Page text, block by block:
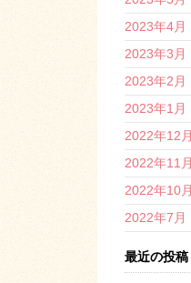
2023年4月
2023年3月
2023年2月
2023年1月
2022年12月
2022年11月
2022年10月
2022年7月
最近の投稿